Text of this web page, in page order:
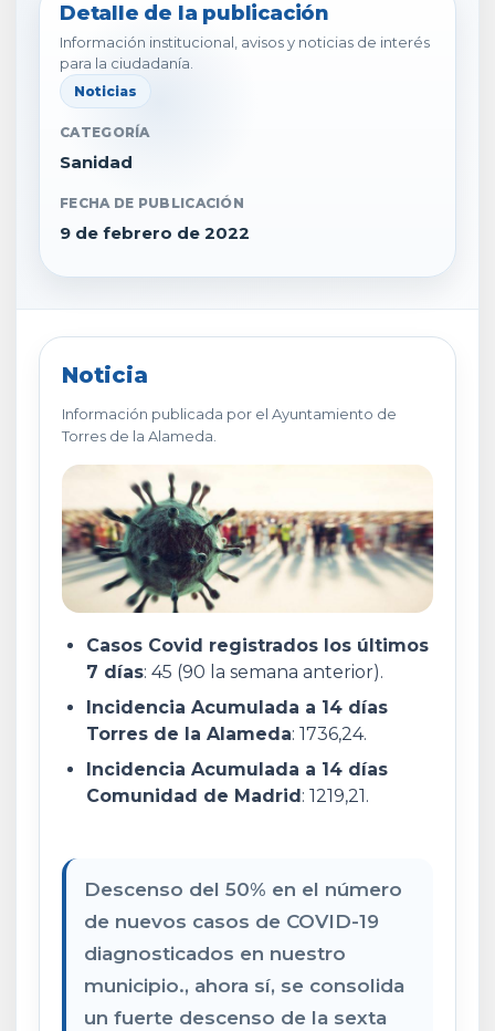
Detalle de la publicación
Información institucional, avisos y noticias de interés
para la ciudadanía.
Noticias
CATEGORÍA
Sanidad
FECHA DE PUBLICACIÓN
9 de febrero de 2022
Noticia
Información publicada por el Ayuntamiento de
Torres de la Alameda.
Casos Covid registrados los últimos
7 días: 45 (90 la semana anterior).
Incidencia Acumulada a 14 días
Torres de la Alameda: 1736,24.
Incidencia Acumulada a 14 días
Comunidad de Madrid : 1219,21.
Descenso del 50% en el número
de nuevos casos de COVID-19
diagnosticados en nuestro
municipio., ahora sí, se consolida
un fuerte descenso de la sexta